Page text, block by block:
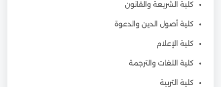
كلية الشريعة والقانون
كلية أصول الدين والدعوة
كلية الإعلام
كلية اللغات والترجمة
كلية التربية